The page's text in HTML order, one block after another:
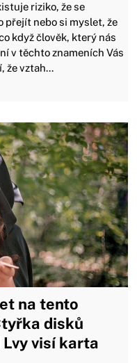
riziko, že se
přejít nebo si myslet, že
když člověk, který nás
v těchto znameních Vás
že vztah...
na tento
disků
visí karta